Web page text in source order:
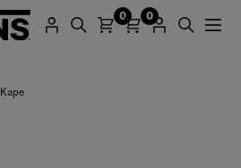
0 0
Kape